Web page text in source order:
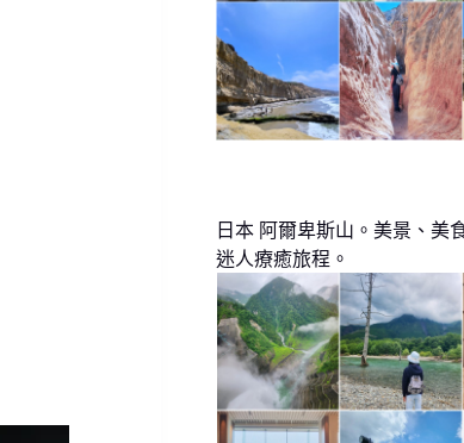
日本 阿爾卑斯山。美景、美
迷人療癒旅程。